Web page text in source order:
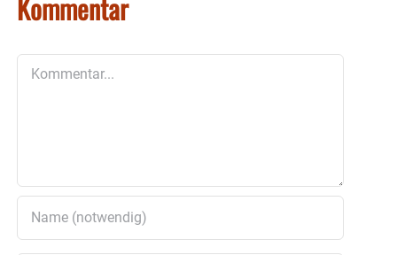
Kommentar